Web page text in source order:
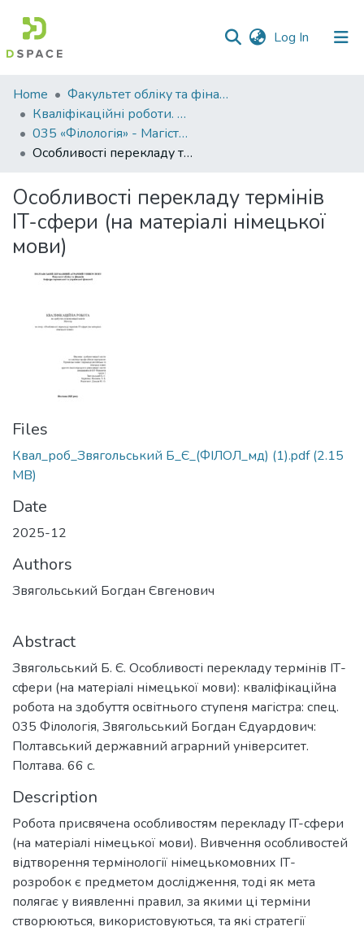
Log In (current)
Communities
&
Collections
Statistics
Home
Факультет обліку та фінансів
Кваліфікаційні роботи. Факультет обліку та фінансів
035 «Філологія» - Магістри 2025-2026
Особливості перекладу термінів IT-сфери (на матеріалі німецької мови)
Особливості перекладу термінів
IT-сфери (на матеріалі німецької
мови)
Files
Квал_роб_Звягольський Б_Є_(ФІЛОЛ_мд) (1).pdf(2.15
MB)
Date
2025-12
Authors
Звягольський Богдан Євгенович
Abstract
Звягольський Б. Є. Особливості перекладу термінів ІТ-
сфери (на матеріалі німецької мови): кваліфікаційна
робота на здобуття освітнього ступеня магістра: спец.
035 Філологія, Звягольський Богдан Єдуардович:
Полтавський державний аграрний університет.
Полтава. 66 с.
Description
Робота присвячена особливостям перекладу IT-сфери
(на матеріалі німецької мови). Вивчення особливостей
відтворення термінології німецькомовних ІТ-
розробок є предметом дослідження, тоді як мета
полягає у виявленні правил, за якими ці терміни
створюються, використовуються, та які стратегії